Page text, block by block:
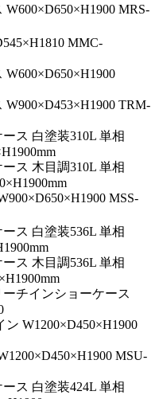
MRS-
MMC-
TRM-
ス 白塗装310L 単相
ス 木目調310L 単相
MSS-
ス 白塗装536L 単相
ス 木目調536L 単相
チインショーケース
W1200×D450×H1900
MSU-
ス 白塗装424L 単相